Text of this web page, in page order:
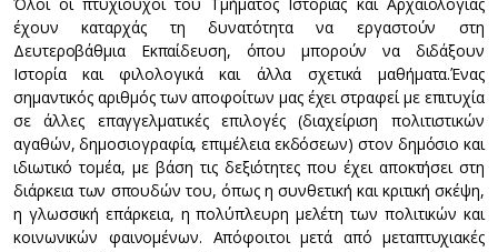
Όλοι οι πτυχιούχοι του Τμήματος Ιστορίας και Αρχαιολογίας
έχουν καταρχάς τη δυνατότητα να εργαστούν στη
Δευτεροβάθμια Εκπαίδευση, όπου μπορούν να διδάξουν
Ιστορία και φιλολογικά και άλλα σχετικά μαθήματα.Ένας
σημαντικός αριθμός των αποφοίτων μας έχει στραφεί με επιτυχία
σε άλλες επαγγελματικές επιλογές (διαχείριση πολιτιστικών
αγαθών, δημοσιογραφία, επιμέλεια εκδόσεων) στον δημόσιο και
ιδιωτικό τομέα, με βάση τις δεξιότητες που έχει αποκτήσει στη
διάρκεια των σπουδών του, όπως η συνθετική και κριτική σκέψη,
η γλωσσική επάρκεια, η πολύπλευρη μελέτη των πολιτικών και
κοινωνικών φαινομένων. Απόφοιτοι μετά από μεταπτυχιακές